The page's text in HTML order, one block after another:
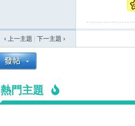
‹ 上一主題 下一主題 ›
熱門主題